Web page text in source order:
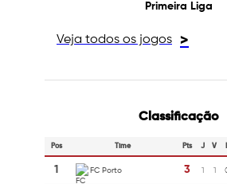
Primeira Liga
Veja todos os jogos >
Classificação
Pos Time Pts J V
1 FC Porto 3 1 1